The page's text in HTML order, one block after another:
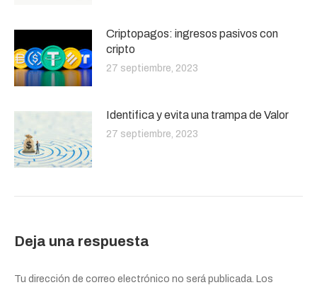
Criptopagos: ingresos pasivos con
cripto
27 septiembre, 2023
Identifica y evita una trampa de Valor
27 septiembre, 2023
Deja una respuesta
Tu dirección de correo electrónico no será publicada. Los